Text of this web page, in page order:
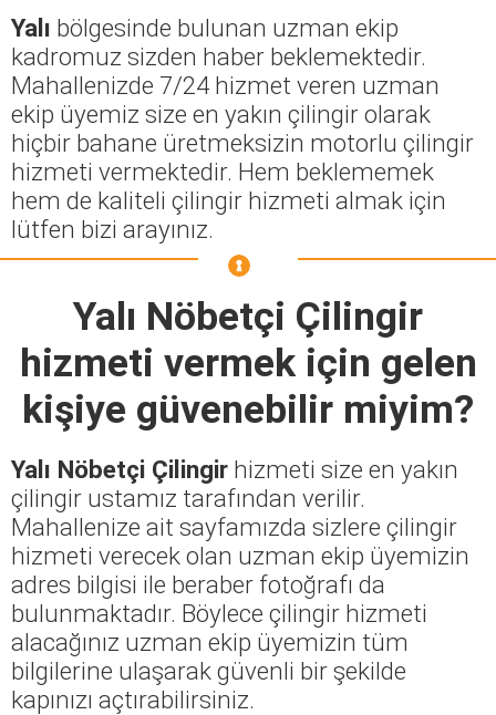
Yalı bölgesinde bulunan uzman ekip
kadromuz sizden haber beklemektedir.
Mahallenizde 7/24 hizmet veren uzman
ekip üyemiz size en yakın çilingir olarak
hiçbir bahane üretmeksizin motorlu çilingir
hizmeti vermektedir. Hem beklememek
hem de kaliteli çilingir hizmeti almak için
lütfen bizi arayınız.
Yalı Nöbetçi Çilingir
hizmeti vermek için gelen
kişiye güvenebilir miyim?
Yalı Nöbetçi Çilingir hizmeti size en yakın
çilingir ustamız tarafından verilir.
Mahallenize ait sayfamızda sizlere çilingir
hizmeti verecek olan uzman ekip üyemizin
adres bilgisi ile beraber fotoğrafı da
bulunmaktadır. Böylece çilingir hizmeti
alacağınız uzman ekip üyemizin tüm
bilgilerine ulaşarak güvenli bir şekilde
kapınızı açtırabilirsiniz.